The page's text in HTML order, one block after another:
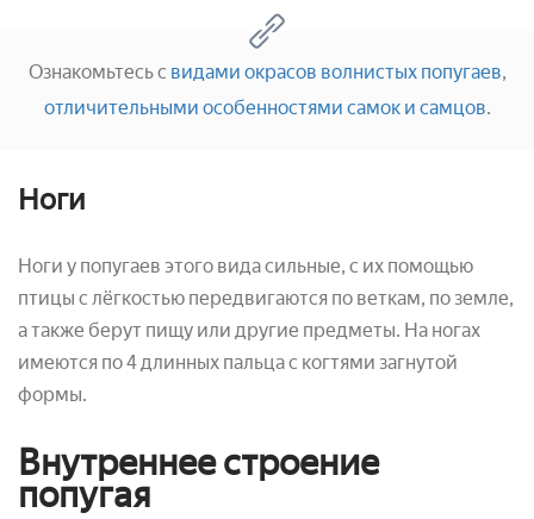
Ознакомьтесь с видами окрасов волнистых попугаев,
отличительными особенностями самок и самцов.
Ноги
Ноги у попугаев этого вида сильные, с их помощью
птицы с лёгкостью передвигаются по веткам, по земле,
а также берут пищу или другие предметы. На ногах
имеются по 4 длинных пальца с когтями загнутой
формы.
Внутреннее строение
попугая